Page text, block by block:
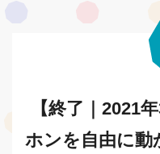
【終了｜2021
ホンを自由に